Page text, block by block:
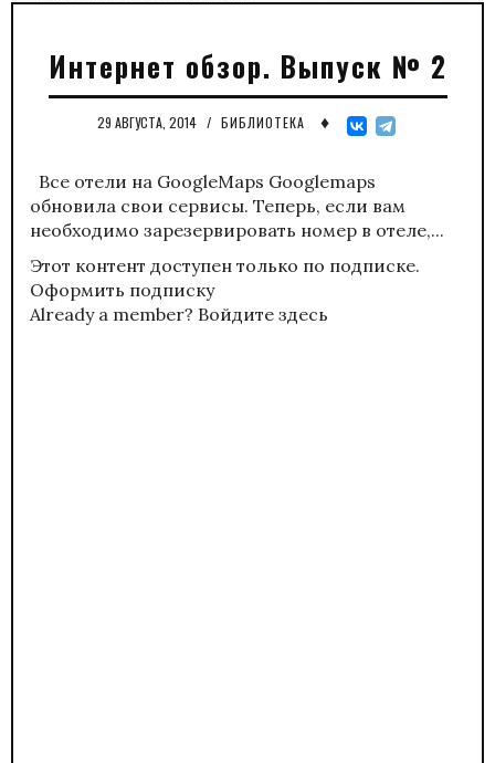
Интернет обзор. Выпуск № 2
29 АВГУСТА, 2014 / БИБЛИОТЕКА ♦
Все отели на GoogleMaps Googlemaps
обновила свои сервисы. Теперь, если вам
необходимо зарезервировать номер в отеле,...
Этот контент доступен только по подписке.
Оформить подписку
Already a member? Войдите здесь